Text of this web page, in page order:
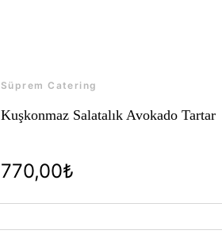
Süprem Catering
Kuşkonmaz Salatalık Avokado Tartar
770,00₺